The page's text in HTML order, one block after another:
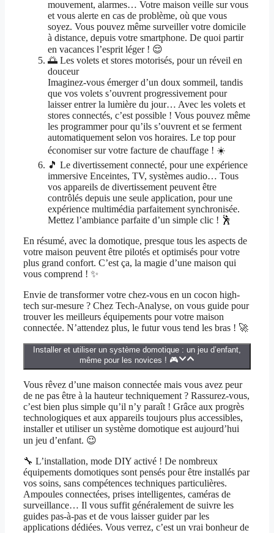
mouvement, alarmes… Votre maison veille sur vous
et vous alerte en cas de problème, où que vous
soyez. Vous pouvez même surveiller votre domicile
à distance, depuis votre smartphone. De quoi partir
en vacances l’esprit léger ! 😌
🌅 Les volets et stores motorisés, pour un réveil en
douceur
Imaginez-vous émerger d’un doux sommeil, tandis
que vos volets s’ouvrent progressivement pour
laisser entrer la lumière du jour… Avec les volets et
stores connectés, c’est possible ! Vous pouvez même
les programmer pour qu’ils s’ouvrent et se ferment
automatiquement selon vos horaires. Le top pour
économiser sur votre facture de chauffage ! ☀️
🎵 Le divertissement connecté, pour une expérience
immersive Enceintes, TV, systèmes audio… Tous
vos appareils de divertissement peuvent être
contrôlés depuis une seule application, pour une
expérience multimédia parfaitement synchronisée.
Mettez l’ambiance parfaite d’un simple clic ! 🕺
En résumé, avec la domotique, presque tous les aspects de
votre maison peuvent être pilotés et optimisés pour votre
plus grand confort. C’est ça, la magie d’une maison qui
vous comprend ! ✨
Envie de transformer votre chez-vous en un cocon high-
tech sur-mesure ? Chez Tech-Analyse, on vous guide pour
trouver les meilleurs équipements pour votre maison
connectée. N’attendez plus, le futur vous tend les bras ! 🚀
Installer et utiliser un système domotique : un jeu d’enfant,
même pour les novices ! 🎮
Vous rêvez d’une maison connectée mais vous avez peur
de ne pas être à la hauteur techniquement ? Rassurez-vous,
c’est bien plus simple qu’il n’y paraît ! Grâce aux progrès
technologiques et aux appareils toujours plus accessibles,
installer et utiliser un système domotique est aujourd’hui
un jeu d’enfant. 😉
🔧 L’installation, mode DIY activé ! De nombreux
équipements domotiques sont pensés pour être installés par
vos soins, sans compétences techniques particulières.
Ampoules connectées, prises intelligentes, caméras de
surveillance… Il vous suffit généralement de suivre les
guides pas-à-pas et de vous laisser guider par les
applications dédiées. Vous verrez, c’est un vrai bonheur de